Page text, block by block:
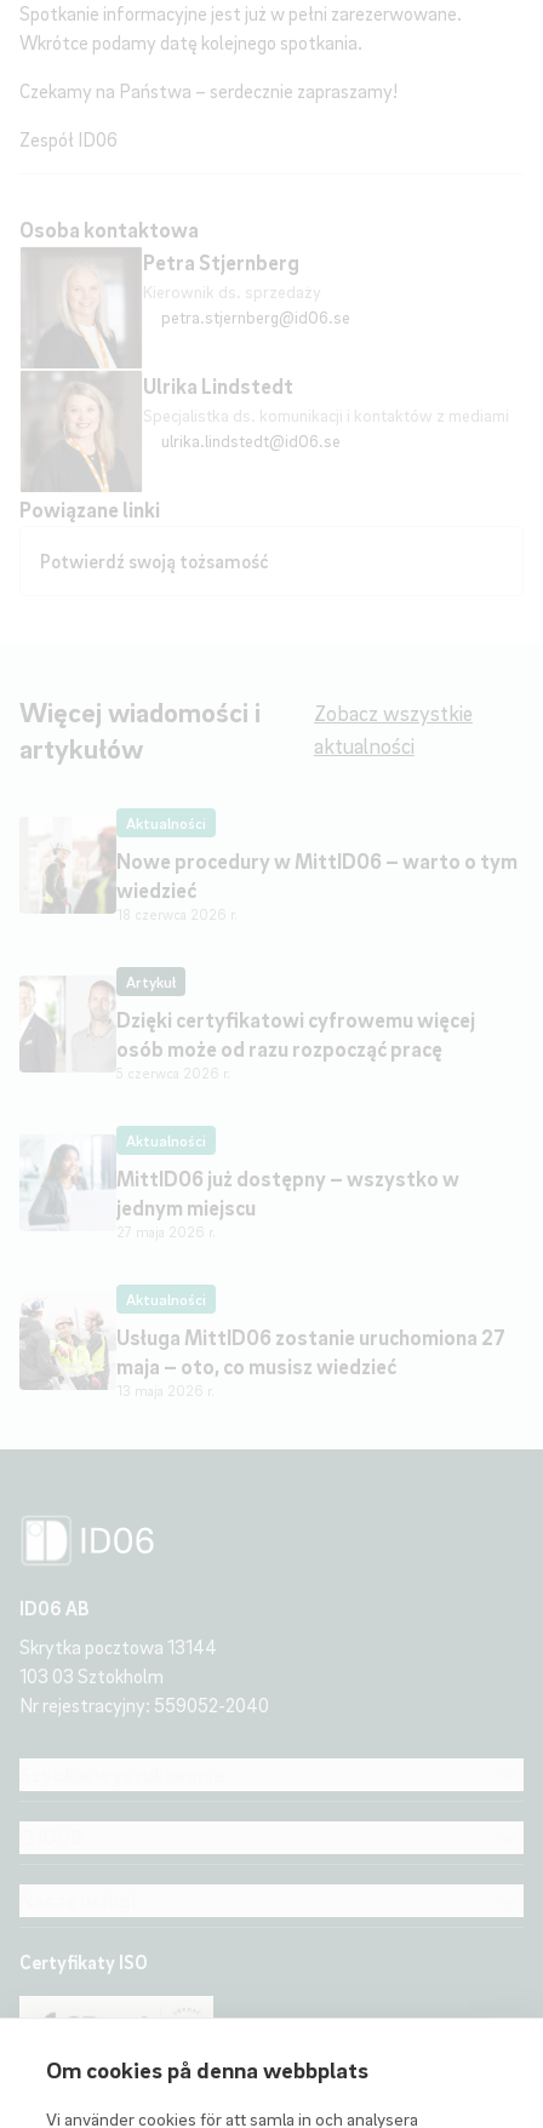
Om cookies på denna webbplats
Vi använder cookies för att samla in och analysera
Spotkanie informacyjne jest już w pełni zarezerwowane.
Wkrótce podamy datę kolejnego spotkania.
Czekamy na Państwa – serdecznie zapraszamy!
Zespół ID06
Osoba kontaktowa
Petra Stjernberg
Kierownik ds. sprzedaży
petra.stjernberg@id06.se
Ulrika Lindstedt
Specjalistka ds. komunikacji i kontaktów z mediami
ulrika.lindstedt@id06.se
Powiązane linki
Potwierdź swoją tożsamość
Więcej wiadomości i
artykułów
Zobacz wszystkie
aktualności
Aktualności
Nowe procedury w MittID06 – warto o tym
wiedzieć
18 czerwca 2026 r.
Artykuł
Dzięki certyfikatowi cyfrowemu więcej
osób może od razu rozpocząć pracę
5 czerwca 2026 r.
Aktualności
MittID06 już dostępny – wszystko w
jednym miejscu
27 maja 2026 r.
Aktualności
Usługa MittID06 zostanie uruchomiona 27
maja – oto, co musisz wiedzieć
13 maja 2026 r.
ID06 AB
Skrytka pocztowa 13144
103 03 Sztokholm
Nr rejestracyjny: 559052-2040
Certyfikaty ISO